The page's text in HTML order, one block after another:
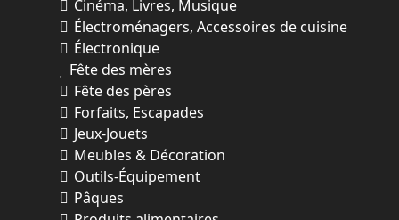
Cinéma, Livres, Musique
Électroménagers, Accessoires de cuisine
Électronique
Fête des mères
Fête des pères
Forfaits, Escapades
Jeux-Jouets
Meubles & Décoration
Outils-Équipement
Pâques